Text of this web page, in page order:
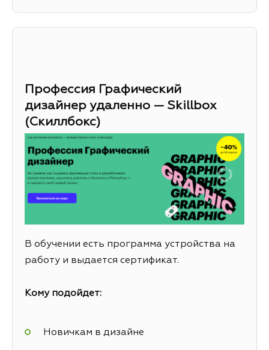
Профессия Графический
дизайнер удаленно — Skillbox
(Скиллбокс)
В обучении есть программа устройства на
работу и выдается сертификат.
Кому подойдет:
Новичкам в дизайне